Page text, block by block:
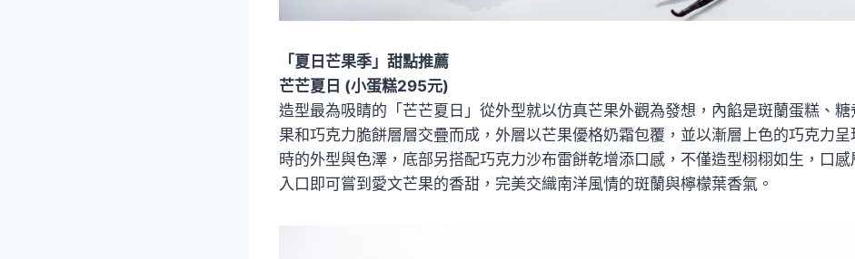
「夏日芒果季」甜點推薦
芒芒夏日 (小蛋糕295元)
造型最為吸睛的「芒芒夏日」從外型就以仿真芒果外觀為發想，內餡是斑蘭蛋糕、糖
果和巧克力脆餅層層交疊而成，外層以芒果優格奶霜包覆，並以漸層上色的巧克力
時的外型與色澤，底部另搭配巧克力沙布雷餅乾增添口感，不僅造型栩栩如生，口感
入口即可嘗到愛文芒果的香甜，完美交織南洋風情的斑蘭與檸檬葉香氣。